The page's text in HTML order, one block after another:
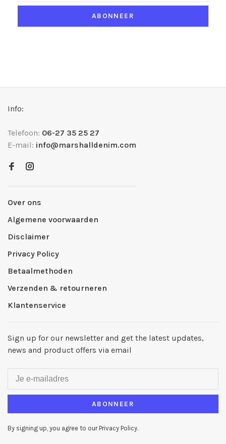
ABONNEER
Info:
Telefoon: 06-27 35 25 27
E-mail: info@marshalldenim.com
Over ons
Algemene voorwaarden
Disclaimer
Privacy Policy
Betaalmethoden
Verzenden & retourneren
Klantenservice
Sign up for our newsletter and get the latest updates,
news and product offers via email
ABONNEER
By signing up, you agree to our Privacy Policy.